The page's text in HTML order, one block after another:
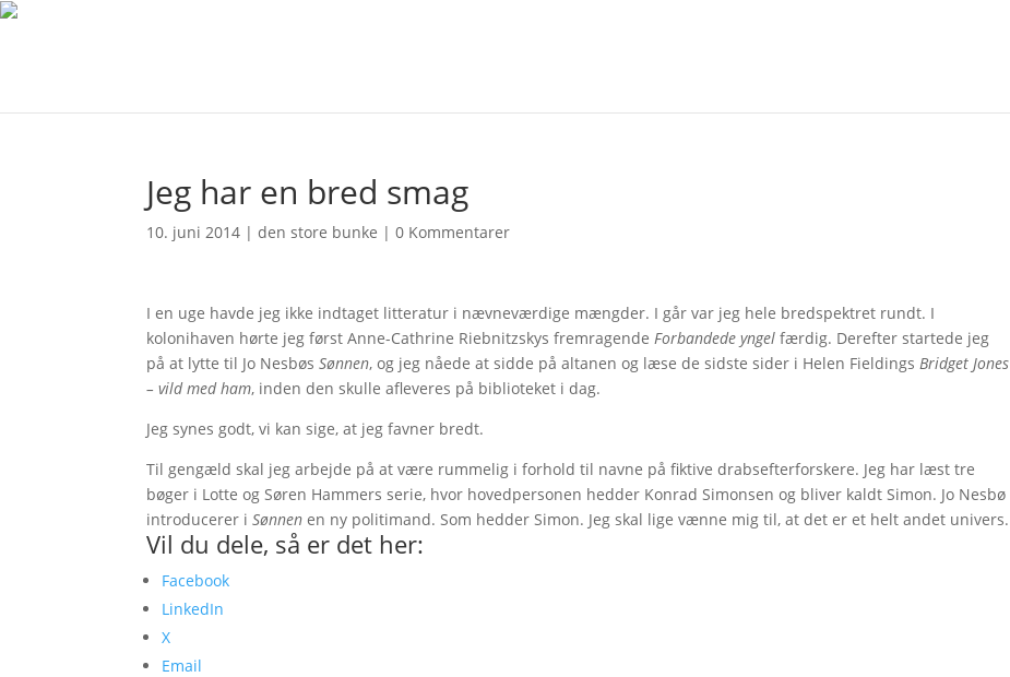
Jeg har en bred smag
10. juni 2014 |den store bunke |0 Kommentarer
I en uge havde jeg ikke indtaget litteratur i nævneværdige mængder. I går var jeg hele bredspektret rundt. I
kolonihaven hørte jeg først Anne-Cathrine Riebnitzskys fremragendeForbandede yngel færdig. Derefter startede jeg
på at lytte til Jo NesbøsSønnen, og jeg nåede at sidde på altanen og læse de sidste sider i Helen FieldingsBridget Jones
– vild med ham, inden den skulle afleveres på biblioteket i dag.
Jeg synes godt, vi kan sige, at jeg favner bredt.
Til gengæld skal jeg arbejde på at være rummelig i forhold til navne på fiktive drabsefterforskere. Jeg har læst tre
bøger i Lotte og Søren Hammers serie, hvor hovedpersonen hedder Konrad Simonsen og bliver kaldt Simon. Jo Nesbø
introducerer iSønnen en ny politimand. Som hedder Simon. Jeg skal lige vænne mig til, at det er et helt andet univers.
Vil du dele, så er det her:
Facebook
LinkedIn
X
Email